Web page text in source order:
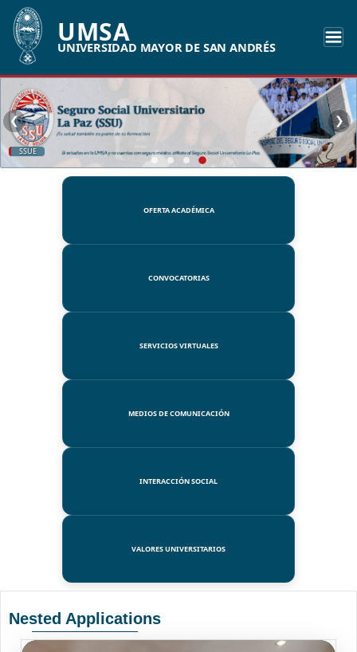
UMSA
UNIVERSIDAD MAYOR DE SAN ANDRÉS
SSUE
❮ ❯
OFERTA ACADÉMICA
CONVOCATORIAS
SERVICIOS VIRTUALES
MEDIOS DE COMUNICACIÓN
INTERACCIÓN SOCIAL
VALORES UNIVERSITARIOS
Nested Applications